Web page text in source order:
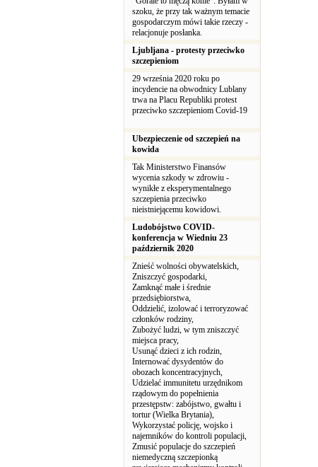
szoku, że przy tak ważnym temacie
gospodarczym mówi takie rzeczy -
relacjonuje posłanka.
Ljubljana - protesty przeciwko
szczepieniom
29 września 2020 roku po
incydencie na obwodnicy Lublany
trwa na Placu Republiki protest
przeciwko szczepieniom Covid-19
Ubezpieczenie od szczepień na
kowida
Tak Ministerstwo Finansów
wycenia szkody w zdrowiu -
wynikłe z eksperymentalnego
szczepienia przeciwko
nieistniejącemu kowidowi.
Ludobójstwo COVID-
konferencja w Wiedniu 23
październik 2020
Znieść wolności obywatelskich,
Zniszczyć gospodarki,
Zamknąć małe i średnie
przedsiębiorstwa,
Oddzielić, izolować i terroryzować
członków rodziny,
Zubożyć ludzi, w tym zniszczyć
miejsca pracy,
Usunąć dzieci z ich rodzin,
Internować dysydentów do
obozach koncentracyjnych,
Udzielać immunitetu urzędnikom
rządowym do popełnienia
przestępstw: zabójstwo, gwałtu i
tortur (Wielka Brytania),
Wykorzystać policję, wojsko i
najemników do kontroli populacji,
Zmusić populacje do szczepień
niemedyczną szczepionką